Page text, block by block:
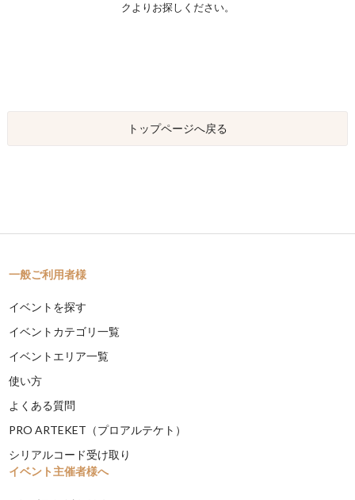
クよりお探しください。
トップページへ戻る
一般ご利用者様
イベントを探す
イベントカテゴリ一覧
イベントエリア一覧
使い方
よくある質問
PRO ARTEKET（プロアルテケト）
シリアルコード受け取り
イベント主催者様へ